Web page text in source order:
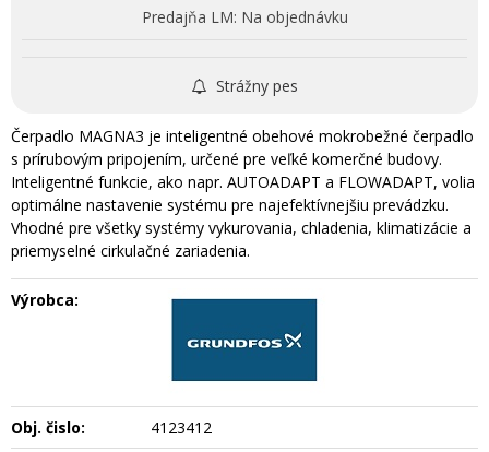
Predajňa LM: Na objednávku
Strážny pes
Čerpadlo MAGNA3 je inteligentné obehové mokrobežné čerpadlo
s prírubovým pripojením, určené pre veľké komerčné budovy.
Inteligentné funkcie, ako napr. AUTOADAPT a FLOWADAPT, volia
optimálne nastavenie systému pre najefektívnejšiu prevádzku.
Vhodné pre všetky systémy vykurovania, chladenia, klimatizácie a
priemyselné cirkulačné zariadenia.
Výrobca:
Obj. čislo:
4123412